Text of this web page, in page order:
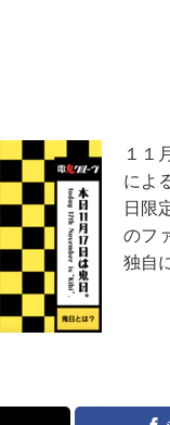
１１
によ
日限
のフ
独自